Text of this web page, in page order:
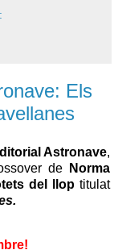
Els
Astronave,
de
Norma
del llop titulat